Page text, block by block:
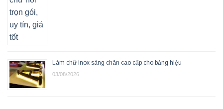
Làm chữ inox sáng chân cao cấp cho bảng hiệu
03/08/2026